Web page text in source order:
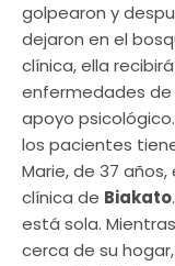
golpearon y
dejaron en el
clínica, ella
enfermedades de
apoyo
los pacientes
Marie, de 37
clínica de Biakato
está sola.
cerca de su